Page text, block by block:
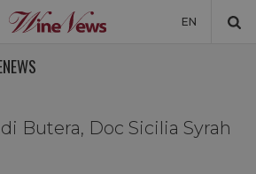
EN
NON SOLO VINO
Butera, Doc Sicilia Syrah